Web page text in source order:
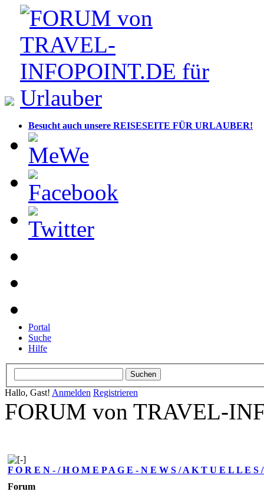
Besucht auch unsere REISESEITE FÜR URLAUBER!
Portal
Suche
Hilfe
Hallo, Gast! Anmelden Registrieren
FORUM von TRAVEL-
F O R E N - / H O M E P A G E - N E W S / A K T U E L L E S
Forum